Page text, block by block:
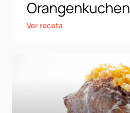
Orangenkuchen
Ver receta